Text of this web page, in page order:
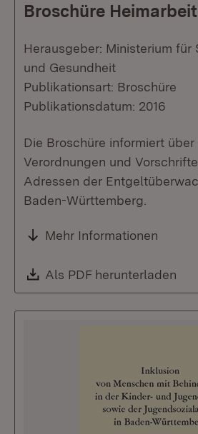
Broschüre Heimarbeit
Herausgeber: Ministerium für
und Gesundheit
Publikationsart: Broschüre
Publikationsdatum: 2016
Die Broschüre informiert über
Verordnungen und
Adressen der
Baden-Württemberg.
Mehr Informationen
Download:
Als PDF herunterladen